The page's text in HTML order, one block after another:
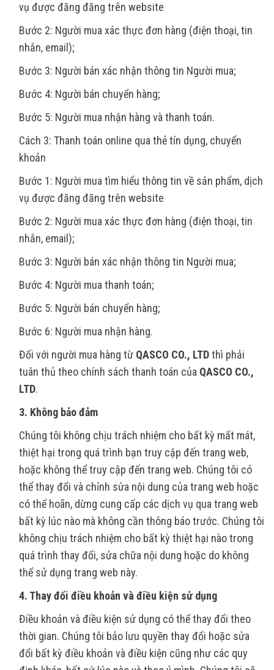
vụ được đăng đăng trên website
Bước 2: Người mua xác thực đơn hàng (điện thoại, tin
nhắn, email);
Bước 3: Người bán xác nhận thông tin Người mua;
Bước 4: Người bán chuyển hàng;
Bước 5: Người mua nhận hàng và thanh toán.
Cách 3: Thanh toán online qua thẻ tín dụng, chuyển
khoản
Bước 1: Người mua tìm hiểu thông tin về sản phẩm, dịch
vụ được đăng đăng trên website
Bước 2: Người mua xác thực đơn hàng (điện thoại, tin
nhắn, email);
Bước 3: Người bán xác nhận thông tin Người mua;
Bước 4: Người mua thanh toán;
Bước 5: Người bán chuyển hàng;
Bước 6: Người mua nhận hàng.
Đối với người mua hàng từ QASCO CO., LTDthì phải
tuân thủ theo chính sách thanh toán của QASCO CO.,
LTD.
3. Không bảo đảm
Chúng tôi không chịu trách nhiệm cho bất kỳ mất mát,
thiệt hại trong quá trình bạn truy cập đến trang web,
hoặc không thể truy cập đến trang web. Chúng tôi có
thể thay đổi và chỉnh sửa nội dung của trang web hoặc
có thể hoãn, dừng cung cấp các dịch vụ qua trang web
bất kỳ lúc nào mà không cần thông báo trước. Chúng tôi
không chịu trách nhiệm cho bất kỳ thiệt hại nào trong
quá trình thay đổi, sửa chữa nội dung hoặc do không
thể sử dụng trang web này.
4. Thay đổi điều khoản và điều kiện sử dụng
Điều khoản và điều kiện sử dụng có thể thay đổi theo
thời gian. Chúng tôi bảo lưu quyền thay đổi hoặc sửa
đổi bất kỳ điều khoản và điều kiện cũng như các quy